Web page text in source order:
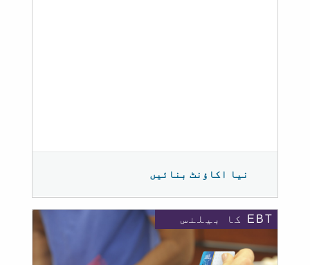
نیا اکاؤنٹ بنائیں
EBT کا بیلنس